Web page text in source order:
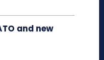
and new